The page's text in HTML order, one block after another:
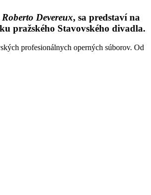
Roberto Devereux, sa predstaví na
pražského Stavovského divadla.
profesionálnych operných súborov. Od